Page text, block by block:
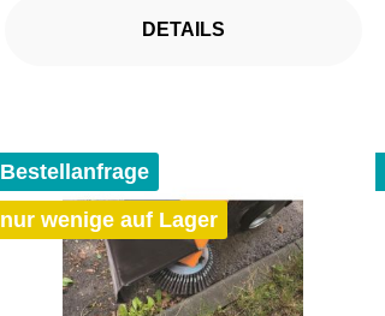
DETAILS
Bestellanfrage
nur wenige auf Lager